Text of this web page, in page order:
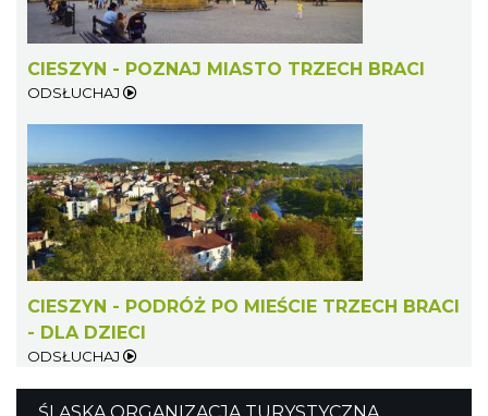
2026-08-22
0.10 km
Cieszyn
2026-09-05
0.10 km
CIESZYN - POZNAJ MIASTO TRZECH BRACI
ODSŁUCHAJ
CIESZYN - PODRÓŻ PO MIEŚCIE TRZECH BRACI
- DLA DZIECI
ODSŁUCHAJ